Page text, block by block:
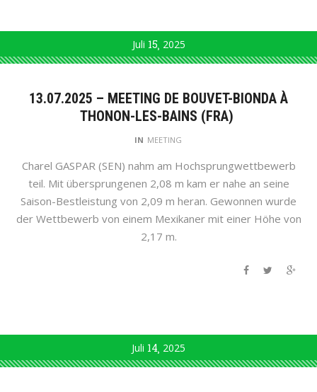
Juli 15 2025
13.07.2025 – MEETING DE BOUVET-BIONDA À
THONON-LES-BAINS (FRA)
IN MEETING
Charel GASPAR (SEN) nahm am Hochsprungwettbewerb
teil. Mit übersprungenen 2,08 m kam er nahe an seine
Saison-Bestleistung von 2,09 m heran. Gewonnen wurde
der Wettbewerb von einem Mexikaner mit einer Höhe von
2,17 m.
Juli 14 2025